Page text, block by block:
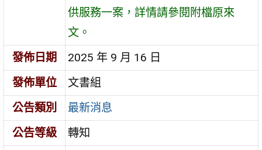
供服務一案，詳情請參閱附檔原來
文。
發佈日期
2025 年 9 月 16 日
發佈單位
文書組
公告類別
最新消息
公告等級
轉知